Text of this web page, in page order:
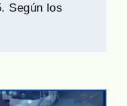
Según los